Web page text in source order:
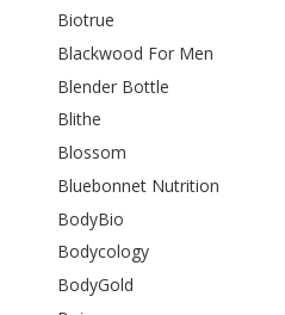
Biotrue
Blackwood For Men
Blender Bottle
Blithe
Blossom
Bluebonnet Nutrition
BodyBio
Bodycology
BodyGold